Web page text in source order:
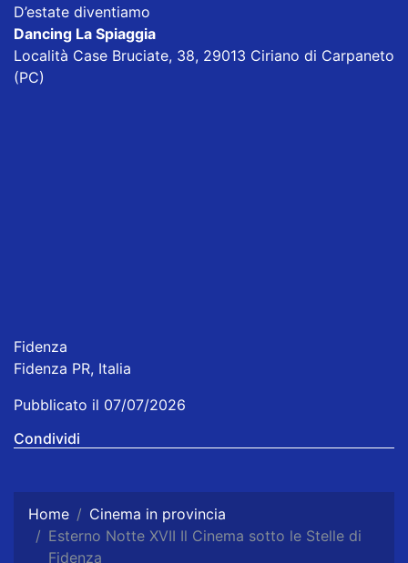
D’estate diventiamo
Dancing La Spiaggia
Località Case Bruciate, 38, 29013 Ciriano di Carpaneto
(PC)
Fidenza
Fidenza PR, Italia
Pubblicato il 07/07/2026
Condividi
Home
Cinema in provincia
Esterno Notte XVII Il Cinema sotto le Stelle di
Fidenza